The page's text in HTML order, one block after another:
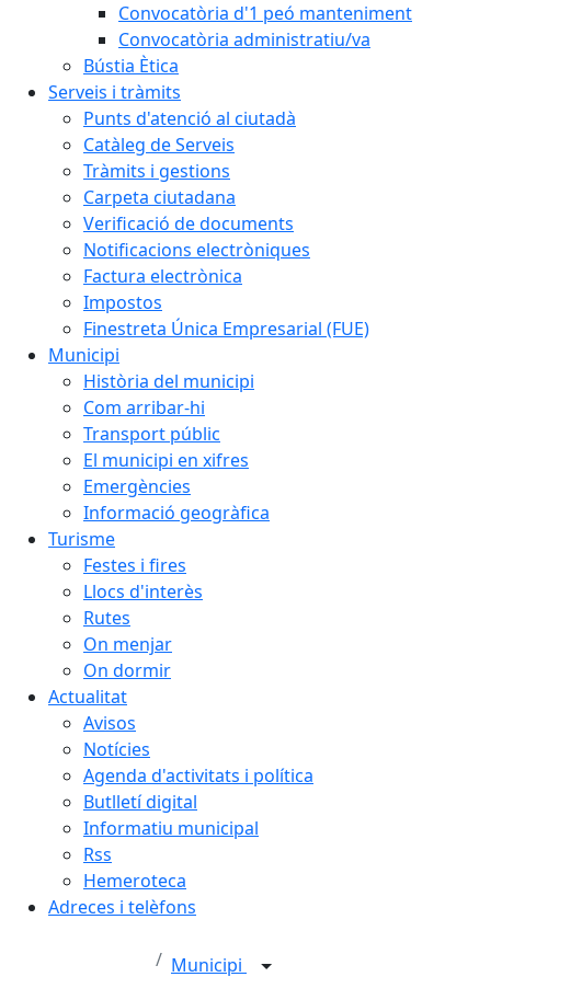
Convocatòria d'1 peó manteniment
Convocatòria administratiu/va
Bústia Ètica
Serveis i tràmits
Punts d'atenció al ciutadà
Catàleg de Serveis
Tràmits i gestions
Carpeta ciutadana
Verificació de documents
Notificacions electròniques
Factura electrònica
Impostos
Finestreta Única Empresarial (FUE)
Municipi
Història del municipi
Com arribar-hi
Transport públic
El municipi en xifres
Emergències
Informació geogràfica
Turisme
Festes i fires
Llocs d'interès
Rutes
On menjar
On dormir
Actualitat
Avisos
Notícies
Agenda d'activitats i política
Butlletí digital
Informatiu municipal
Rss
Hemeroteca
Adreces i telèfons
Municipi